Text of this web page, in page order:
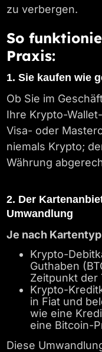
zu verbergen.
So
Praxis:
1. Sie kaufen wie
Ob Sie im
Ihre Krypto-
Visa- oder
niemals Krypto;
Währung
2. Der
Umwandlung
Je nach
Krypto-
Guthaben
Zeitpunkt der
Krypto-
in Fiat und
wie eine
eine Bitcoin-
Diese